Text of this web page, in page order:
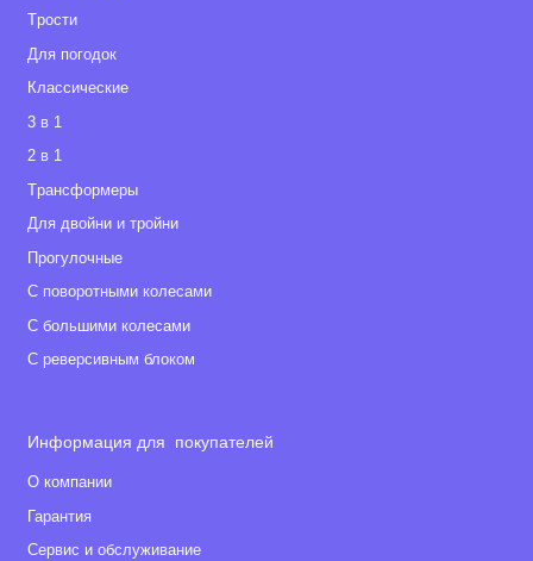
Tрости
Для погодок
Классические
3 в 1
2 в 1
Tрансформеры
Для двойни и тройни
Прогулочные
С поворотными колесами
С большими колесами
С реверсивным блоком
Информация для покупателей
О компании
Гарантия
Сервис и обслуживание